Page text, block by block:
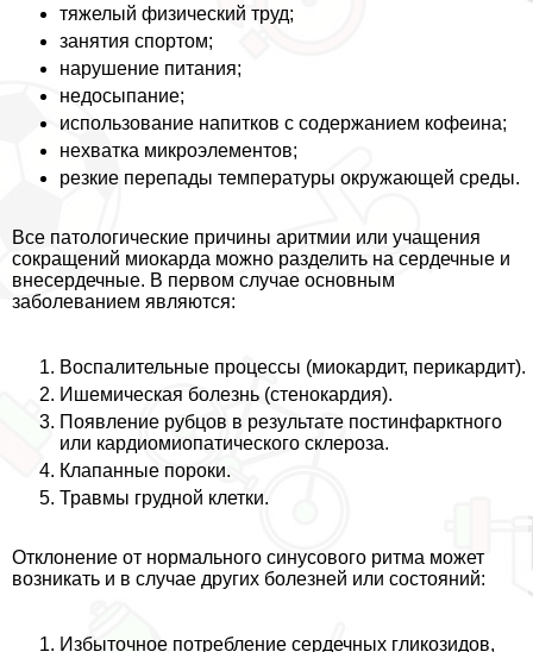
тяжелый физический труд;
занятия спортом;
нарушение питания;
недосыпание;
использование напитков с содержанием кофеина;
нехватка микроэлементов;
резкие перепады температуры окружающей среды.
Все патологические причины аритмии или учащения
сокращений миокарда можно разделить на сердечные и
внесердечные. В первом случае основным
заболеванием являются:
Воспалительные процессы (миокардит, перикардит).
Ишемическая болезнь (стенокардия).
Появление рубцов в результате постинфарктного
или кардиомиопатического склероза.
Клапанные пороки.
Травмы грудной клетки.
Отклонение от нормального синусового ритма может
возникать и в случае других болезней или состояний:
Избыточное потрeбление сердечных гликозидов,